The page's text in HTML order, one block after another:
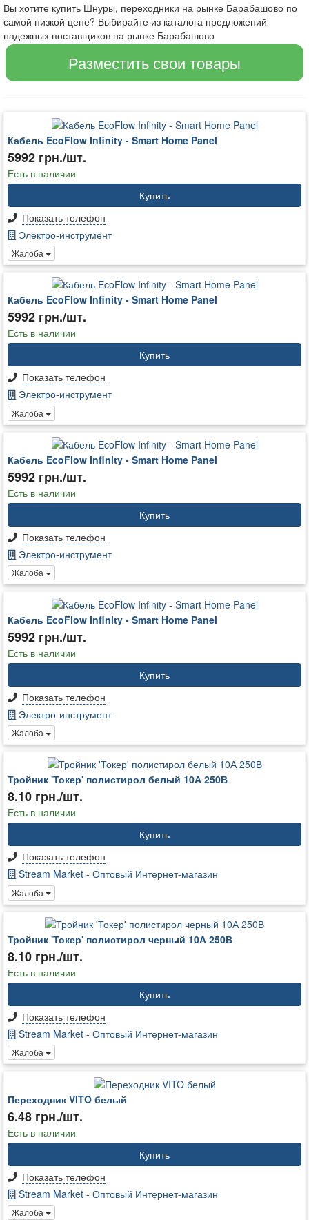
Вы хотите купить Шнуры, переходники на рынке Барабашово по
самой низкой цене? Выбирайте из каталога предложений
надежных поставщиков на рынке Барабашово
Разместить свои товары
Кабель EcoFlow Infinity - Smart Home Panel
5992 грн./шт.
Есть в наличии
Купить
Показать телефон
Электро-инструмент
Жалоба
Кабель EcoFlow Infinity - Smart Home Panel
5992 грн./шт.
Есть в наличии
Купить
Показать телефон
Электро-инструмент
Жалоба
Кабель EcoFlow Infinity - Smart Home Panel
5992 грн./шт.
Есть в наличии
Купить
Показать телефон
Электро-инструмент
Жалоба
Кабель EcoFlow Infinity - Smart Home Panel
5992 грн./шт.
Есть в наличии
Купить
Показать телефон
Электро-инструмент
Жалоба
Тройник 'Токер' полистирол белый 10А 250В
8.10 грн./шт.
Есть в наличии
Купить
Показать телефон
Stream Market - Оптовый Интернет-магазин
Жалоба
Тройник 'Токер' полистирол черный 10А 250В
8.10 грн./шт.
Есть в наличии
Купить
Показать телефон
Stream Market - Оптовый Интернет-магазин
Жалоба
Переходник VITO белый
6.48 грн./шт.
Есть в наличии
Купить
Показать телефон
Stream Market - Оптовый Интернет-магазин
Жалоба